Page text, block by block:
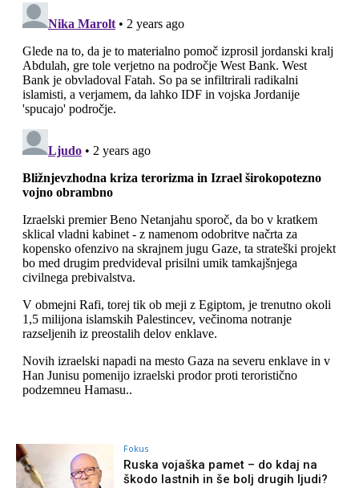
Fokus
Ruska vojaška pamet – do kdaj na
škodo lastnih in še bolj drugih ljudi?